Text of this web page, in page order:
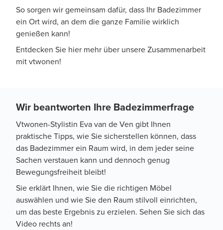
So sorgen wir gemeinsam dafür, dass Ihr Badezimmer
ein Ort wird, an dem die ganze Familie wirklich
genießen kann!
Entdecken Sie hier mehr über unsere Zusammenarbeit
mit vtwonen!
Wir beantworten Ihre Badezimmerfrage
Vtwonen-Stylistin Eva van de Ven gibt Ihnen
praktische Tipps, wie Sie sicherstellen können, dass
das Badezimmer ein Raum wird, in dem jeder seine
Sachen verstauen kann und dennoch genug
Bewegungsfreiheit bleibt!
Sie erklärt Ihnen, wie Sie die richtigen Möbel
auswählen und wie Sie den Raum stilvoll einrichten,
um das beste Ergebnis zu erzielen. Sehen Sie sich das
Video rechts an!